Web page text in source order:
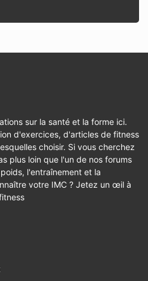
sur la santé et la forme ici.
d'exercices, d'articles de fitness
choisir. Si vous cherchez
plus loin que l'un de nos forums
l'entraînement et la
votre IMC ? Jetez un œil à